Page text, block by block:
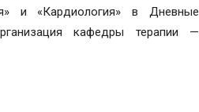
и «Кардиология» в Дневные
кафедры терапии —